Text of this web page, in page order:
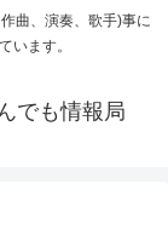
曲、演奏、歌手)事に
います。
でも情報局